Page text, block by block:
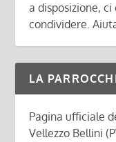
a disposizione,
condividere.
LA
Pagina ufficiale
Vellezzo Bellini